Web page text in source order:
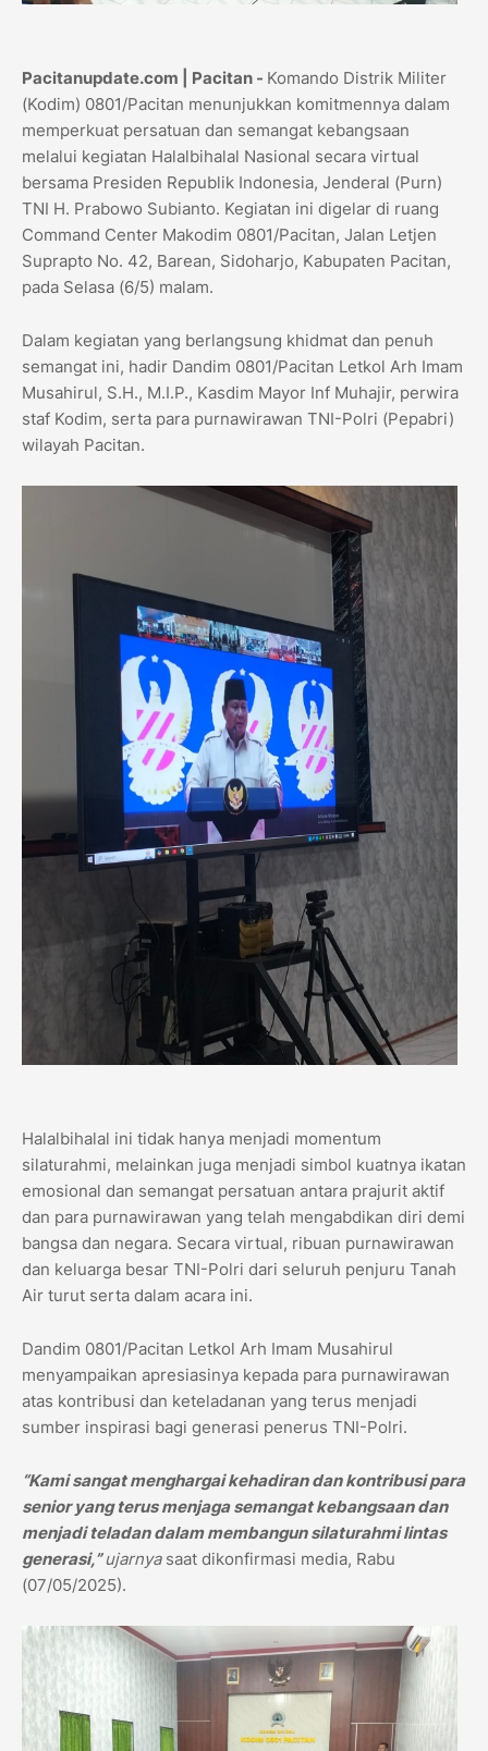
Pacitanupdate.com | Pacitan - Komando Distrik Militer
(Kodim) 0801/Pacitan menunjukkan komitmennya dalam
memperkuat persatuan dan semangat kebangsaan
melalui kegiatan Halalbihalal Nasional secara virtual
bersama Presiden Republik Indonesia, Jenderal (Purn)
TNI H. Prabowo Subianto. Kegiatan ini digelar di ruang
Command Center Makodim 0801/Pacitan, Jalan Letjen
Suprapto No. 42, Barean, Sidoharjo, Kabupaten Pacitan,
pada Selasa (6/5) malam.
Dalam kegiatan yang berlangsung khidmat dan penuh
semangat ini, hadir Dandim 0801/Pacitan Letkol Arh Imam
Musahirul, S.H., M.I.P., Kasdim Mayor Inf Muhajir, perwira
staf Kodim, serta para purnawirawan TNI-Polri (Pepabri)
wilayah Pacitan.
Halalbihalal ini tidak hanya menjadi momentum
silaturahmi, melainkan juga menjadi simbol kuatnya ikatan
emosional dan semangat persatuan antara prajurit aktif
dan para purnawirawan yang telah mengabdikan diri demi
bangsa dan negara. Secara virtual, ribuan purnawirawan
dan keluarga besar TNI-Polri dari seluruh penjuru Tanah
Air turut serta dalam acara ini.
Dandim 0801/Pacitan Letkol Arh Imam Musahirul
menyampaikan apresiasinya kepada para purnawirawan
atas kontribusi dan keteladanan yang terus menjadi
sumber inspirasi bagi generasi penerus TNI-Polri.
“Kami sangat menghargai kehadiran dan kontribusi para
senior yang terus menjaga semangat kebangsaan dan
menjadi teladan dalam membangun silaturahmi lintas
generasi,”ujarnyasaat dikonfirmasi media, Rabu
(07/05/2025).